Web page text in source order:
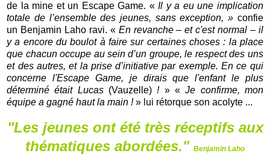
de la mine et un Escape Game. «Il y a eu une implication
totale de l’ensemble des jeunes, sans exception, » confie
un Benjamin Laho ravi. «En revanche – et c'est normal – il
y a encore du boulot à faire sur certaines choses : la place
que chacun occupe au sein d’un groupe, le respect des uns
et des autres, et la prise d’initiative par exemple. En ce qui
concerne l'Escape Game, je dirais que l'enfant le plus
déterminé était Lucas (Vauzelle) ! » «Je confirme, mon
équipe a gagné haut la main !» lui rétorque son acolyte ...
"Les jeunes ont été très réceptifs aux
thématiques abordées." Benjamin Laho